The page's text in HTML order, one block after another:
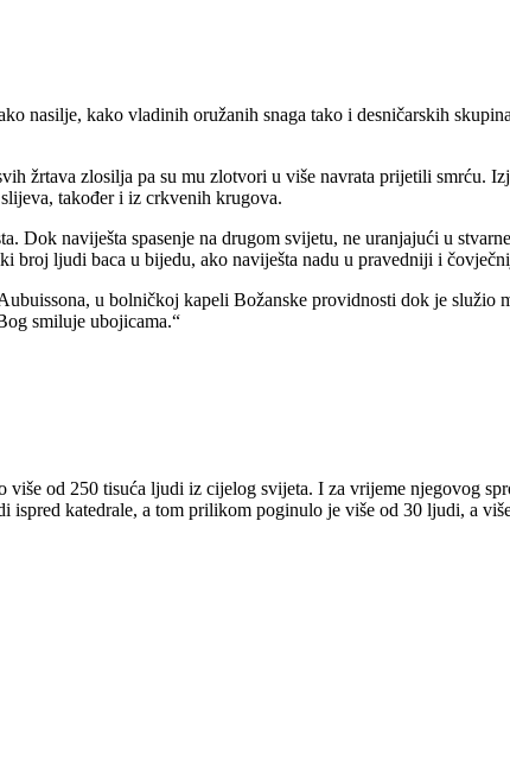
nasilje, kako vladinih oružanih snaga tako i desničarskih
žrtava zlosilja pa su mu zlotvori u više navrata prijetili smrću.
također i iz crkvenih krugova.
naviješta spasenje na drugom svijetu, ne uranjajući u
broj ljudi baca u bijedu, ako naviješta nadu u pravedniji i
u bolničkoj kapeli Božanske providnosti dok je služio
smiluje ubojicama.“
od 250 tisuća ljudi iz cijelog svijeta. I za vrijeme njegovog
katedrale, a tom prilikom poginulo je više od 30 ljudi, a